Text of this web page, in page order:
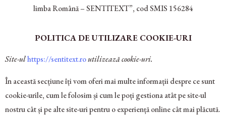
limbaRomână – SENTITEXT”, cod SMIS 156284
POLITICA DE UTILIZARE COOKIE-URI
Site-ulhttps://sentitext.routilizează cookie-uri.
În această secțiune îți vom oferi mai multe informații despre ce sunt
cookie-urile, cum le folosim și cum le poți gestiona atât pe site-ul
nostru cât și pe alte site-uri pentru o experiență online cât mai plăcută.